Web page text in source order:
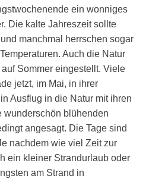
ein wonniges
Die kalte Jahreszeit sollte
manchmal herrschen sogar
Auch die Natur
Sommer eingestellt. Viele
jetzt, im Mai, in ihrer
Ausflug in die Natur mit ihren
wunderschön blühenden
angesagt. Die Tage sind
nachdem wie viel Zeit zur
ein kleiner Strandurlaub oder
am Strand in